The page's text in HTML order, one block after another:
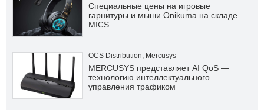
Специальные цены на игровые
гарнитуры и мыши Onikuma на складе
MICS
OCS Distribution Mercusys
MERCUSYS представляет AI QoS —
технологию интеллектуального
управления трафиком